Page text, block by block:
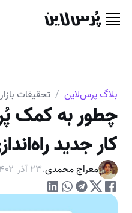
بلاگ پرس‌لاین / تحقیقات
چطور به کمک
کار جدید
معراج محمدی.۲۳ آذر ۱۴۰۲